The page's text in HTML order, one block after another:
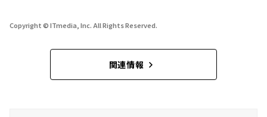
Copyright © ITmedia, Inc. All Rights Reserved.
関連情報